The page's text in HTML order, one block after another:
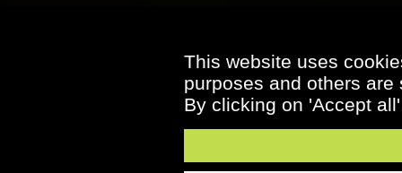
This website uses
purposes and others
By clicking on 'Accept